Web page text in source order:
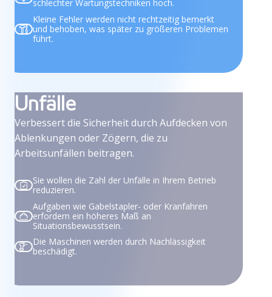
schlechter Wartungstechniken hoch.
Kleine Fehler werden nicht rechtzeitig bemerkt
und behoben, was später zu größeren Problemen
führt.
Unfälle
Verbessert die Sicherheit durch Aufdecken von
Ablenkungen oder Zögern, die zu
Arbeitsunfällen beitragen.
Sie wollen die Zahl der Unfälle in Ihrem Betrieb
reduzieren.
Aufgaben wie Gabelstapler- oder Kranfahren
erfordern ein höheres Maß an
Situationsbewusstsein.
Die Maschinen werden durch Nachlässigkeit
beschädigt.